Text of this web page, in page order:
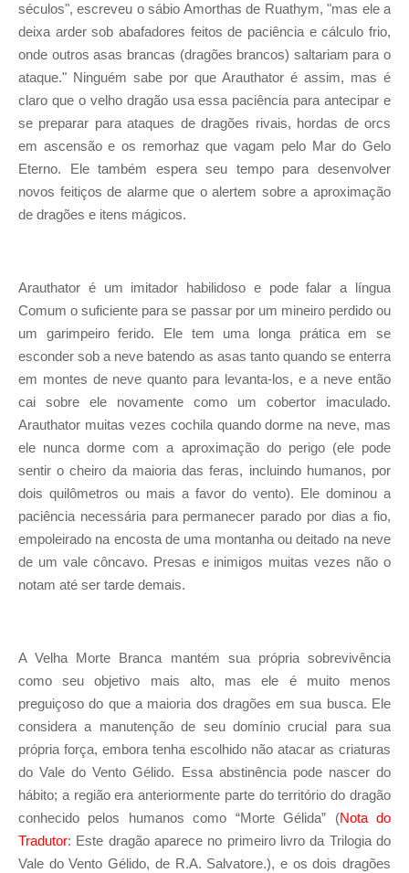
séculos", escreveu o sábio Amorthas de Ruathym, "mas ele a
deixa arder sob abafadores feitos de paciência e cálculo frio,
onde outros asas brancas (dragões brancos) saltariam para o
ataque." Ninguém sabe por que Arauthator é assim, mas é
claro que o velho dragão usa essa paciência para antecipar e
se preparar para ataques de dragões rivais, hordas de orcs
em ascensão e os remorhaz que vagam pelo Mar do Gelo
Eterno. Ele também espera seu tempo para desenvolver
novos feitiços de alarme que o alertem sobre a aproximação
de dragões e itens mágicos.
Arauthator é um imitador habilidoso e pode falar a língua
Comum o suficiente para se passar por um mineiro perdido ou
um garimpeiro ferido. Ele tem uma longa prática em se
esconder sob a neve batendo as asas tanto quando se enterra
em montes de neve quanto para levanta-los, e a neve então
cai sobre ele novamente como um cobertor imaculado.
Arauthator muitas vezes cochila quando dorme na neve, mas
ele nunca dorme com a aproximação do perigo (ele pode
sentir o cheiro da maioria das feras, incluindo humanos, por
dois quilômetros ou mais a favor do vento). Ele dominou a
paciência necessária para permanecer parado por dias a fio,
empoleirado na encosta de uma montanha ou deitado na neve
de um vale côncavo. Presas e inimigos muitas vezes não o
notam até ser tarde demais.
A Velha Morte Branca mantém sua própria sobrevivência
como seu objetivo mais alto, mas ele é muito menos
preguiçoso do que a maioria dos dragões em sua busca. Ele
considera a manutenção de seu domínio crucial para sua
própria força, embora tenha escolhido não atacar as criaturas
do Vale do Vento Gélido. Essa abstinência pode nascer do
hábito; a região era anteriormente parte do território do dragão
conhecido pelos humanos como “Morte Gélida” (Nota do
Tradutor: Este dragão aparece no primeiro livro da Trilogia do
Vale do Vento Gélido, de R.A. Salvatore.), e os dois dragões